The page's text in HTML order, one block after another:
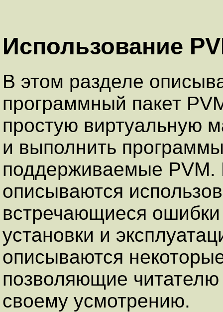
Использование
В этом разделе
программный пакет
простую виртуальную
и выполнить
поддерживаемые PVM.
описываются
встречающиеся
установки и
описываются
позволяющие читателю
своему усмотрению.